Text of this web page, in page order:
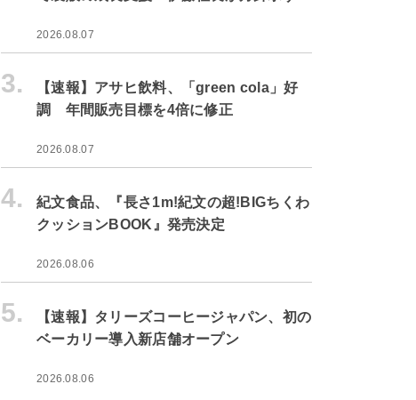
2026.08.07
3.
【速報】アサヒ飲料、「green cola」好
調 年間販売目標を4倍に修正
2026.08.07
4.
紀文食品、『長さ1m!紀文の超!BIGちくわ
クッションBOOK』発売決定
2026.08.06
5.
【速報】タリーズコーヒージャパン、初の
ベーカリー導入新店舗オープン
2026.08.06